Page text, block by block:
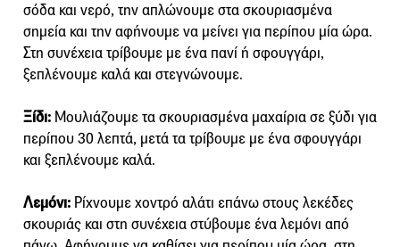
σόδα και νερό, την απλώνουμε στα σκουριασμένα
σημεία και την αφήνουμε να μείνει για περίπου μία ώρα.
Στη συνέχεια τρίβουμε με ένα πανί ή σφουγγάρι,
ξεπλένουμε καλά και στεγνώνουμε.
Ξίδι: Μουλιάζουμε τα σκουριασμένα μαχαίρια σε ξύδι για
περίπου 30 λεπτά, μετά τα τρίβουμε με ένα σφουγγάρι
και ξεπλένουμε καλά.
Λεμόνι: Ρίχνουμε χοντρό αλάτι επάνω στους λεκέδες
σκουριάς και στη συνέχεια στύβουμε ένα λεμόνι από